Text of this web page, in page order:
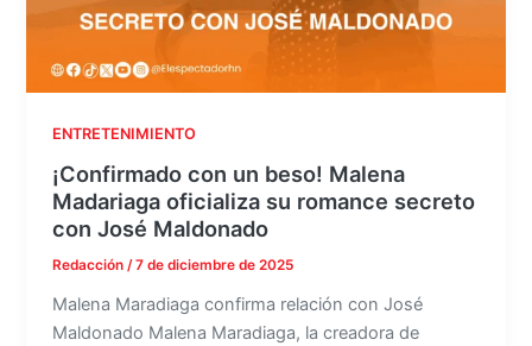
ENTRETENIMIENTO
¡Confirmado con un beso! Malena
Madariaga oficializa su romance secreto
con José Maldonado
Redacción/7 de diciembre de 2025
Malena Maradiaga confirma relación con José
Maldonado Malena Maradiaga, la creadora de